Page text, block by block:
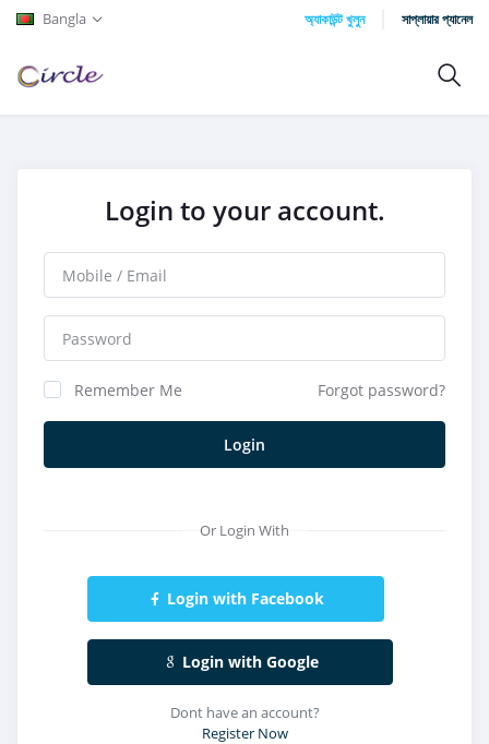
Bangla অ্যাকাউন্ট খুলুন সাপ্লায়ার প্যানেল
Login to your account.
Remember Me Forgot password?
Login
Or Login With
Login with Facebook
Login with Google
Dont have an account?
Register Now